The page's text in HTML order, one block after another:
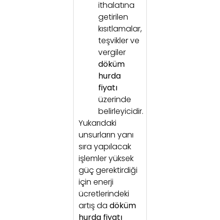
ithalatına
getirilen
kısıtlamalar,
teşvikler ve
vergiler
döküm
hurda
fiyatı
üzerinde
belirleyicidir.
Yukarıdaki
unsurların yanı
sıra yapılacak
işlemler yüksek
güç gerektirdiği
için enerji
ücretlerindeki
artış da döküm
hurda fiyatı